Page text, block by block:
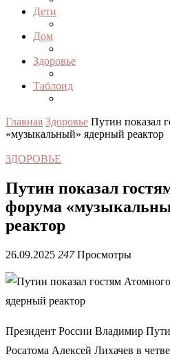
Дети
Дом
Здоровье
Таблоид
Главная Здоровье Путин показал
«музыкальный» ядерный реактор
ЗДОРОВЬЕ
Путин показал
форума
реактор
26.09.2025 247Просмотры
Президент России Владимир
Росатома Алексей Лихачев в